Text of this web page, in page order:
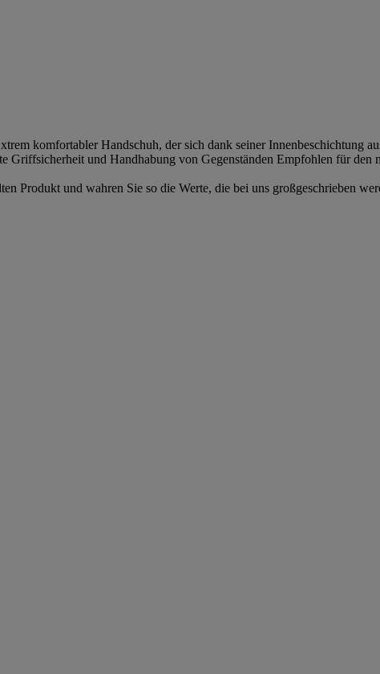
komfortabler Handschuh, der sich dank seiner Innenbeschichtung
Griffsicherheit und Handhabung von Gegenständen Empfohlen für
Produkt und wahren Sie so die Werte, die bei uns großgeschrieben